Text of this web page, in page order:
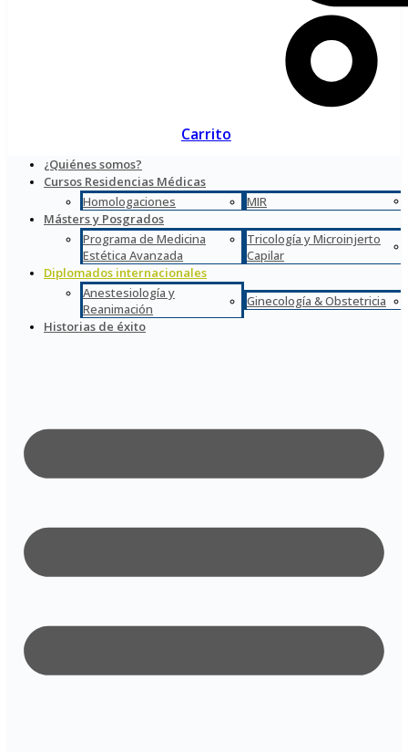
Carrito
¿Quiénes somos?
Cursos Residencias Médicas
Homologaciones
MIR
Másters y Posgrados
Programa de Medicina
Estética Avanzada
Tricología y Microinjerto
Capilar
Diplomados internacionales
Anestesiología y
Reanimación
Ginecología & Obstetricia
Historias de éxito